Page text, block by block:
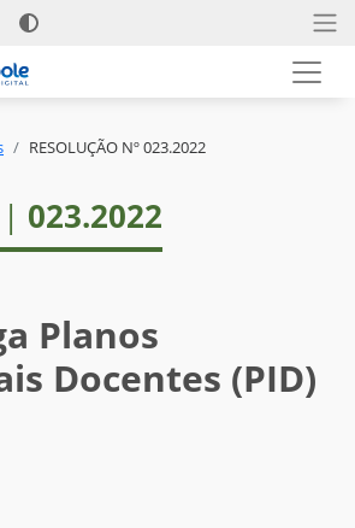
RESOLUÇÃO Nº 023.2022
023.2022
Planos
Docentes (PID)